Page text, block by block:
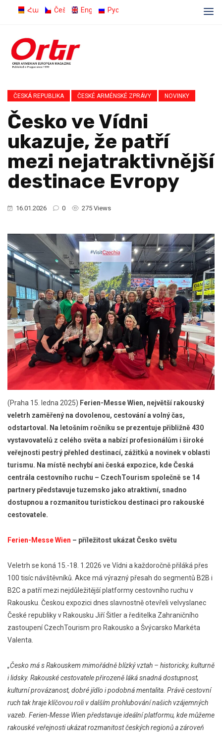
ՀայերենČeština English Русский
ČESKÁ REPUBLIKA ČESKÉ ARMÉNSKÉ ZPRÁVY NOVINKY
Česko ve Vídni
ukazuje, že patří
mezi nejatraktivnější
destinace Evropy
16.01.2026 0 275 Views
(Praha 15. ledna 2025) Ferien-Messe Wien, největší rakouský
veletrh zaměřený na dovolenou, cestování a volný čas,
odstartoval. Na letošním ročníku se prezentuje přibližně 430
vystavovatelů z celého světa a nabízí profesionálům i široké
veřejnosti pestrý přehled destinací, zážitků a novinek v oblasti
turismu. Na místě nechybí ani česká expozice, kde Česká
centrála cestovního ruchu – CzechTourism společně se 14
partnery představuje tuzemsko jako atraktivní, snadno
dostupnou a rozmanitou turistickou destinaci pro rakouské
cestovatele.
Ferien-Messe Wien – příležitost ukázat Česko světu
Veletrh se koná 15.-18. 1.2026 ve Vídni a každoročně přiláká přes
100 tisíc návštěvníků. Akce má výrazný přesah do segmentů B2B i
B2C a patří mezi nejdůležitější platformy cestovního ruchu v
Rakousku. Českou expozici dnes slavnostně otevřeli velvyslanec
České republiky v Rakousku Jiří Šitler a ředitelka Zahraničního
zastoupení CzechTourism pro Rakousko a Švýcarsko Markéta
Valenta.
„Česko má s Rakouskem mimořádně blízký vztah – historicky, kulturně
i lidsky. Rakouské cestovatele přirozeně láká snadná dostupnost,
kulturní provázanost, dobré jídlo i podobná mentalita. Právě cestovní
ruch tak hraje klíčovou roli v dalším prohlubování našich vzájemných
vazeb. Ferien-Messe Wien představuje ideální platformu, kde můžeme
rakouské veřejnosti ukázat rozmanitost českých regionů a zároveň